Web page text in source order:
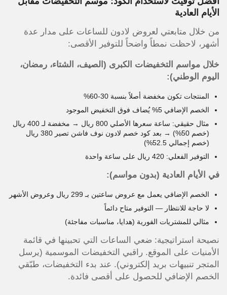
الأيام العادية
من خلال متابعتي لعروض لادون للساعات على مدار عدة
أشهر، لاحظت نمطاً واضحاً للتوفير الأقصى:
خلال مواسم التخفيضات الكبرى (الصيف، الشتاء، رمضان،
اليوم الوطني):
المنتجات تكون مخفضة أصلاً بنسبة 30-60%
الخصم الإضافي 5% يُضاف فوق التخفيض الموجود
مثال حقيقي: ساعة سعرها الأصلي 800 ريال → مخفضة لـ 400 ريال
(خصم 50%) → بعد كود خصم لادون نوف فاشن تصير 380 ريال
(خصم إجمالي 52.5%)
التوفير الفعلي: 420 ريال على ساعة واحدة
في الأيام العادية (بدون مواسم):
الخصم الإضافي يعمل مع عروض ساعتين بـ 299 ريال وعروض الأشهر
لا حاجة للانتظار — التوفير متاح دائماً
مثالي للمشتريات الفورية (هدايا، مناسبات مفاجئة)
نصيحة استراتيجية: ضعي الساعات التي تحبينها في قائمة
الأمنيات على الموقع. راقبي التخفيضات الموسمية (يرسل
المتجر تنبيهات بريد إلكتروني). عند بدء التخفيضات، طبّقي
الخصم الإضافي للحصول على أقصى فائدة.